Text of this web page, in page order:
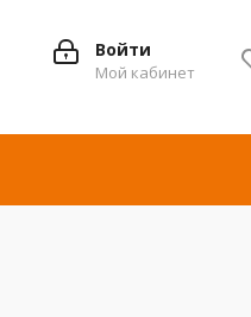
Войти
Мой кабинет